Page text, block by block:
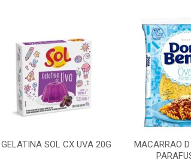
GELATINA SOL CX UVA 20G
MACARRAO